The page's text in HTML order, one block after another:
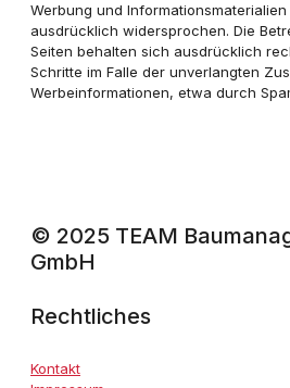
Werbung und
ausdrücklich widersprochen. Die
Seiten behalten sich ausdrücklich
Schritte im Falle der unverlangten
Werbeinformationen, etwa durch
© 2025 TEAM
GmbH
Rechtliches
Kontakt